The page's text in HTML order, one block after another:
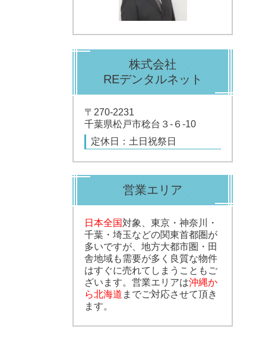
株式会社
REデンタルネット
〒270-2231
千葉県松戸市稔台３-６-10
定休日：土日祝祭日
営業エリア
日本全国対象、東京・神奈川・
千葉・埼玉などの関東首都圏が
多いですが、地方大都市圏・田
舎地域も需要が多く良質な物件
はすぐに売れてしまうこともご
ざいます。営業エリアは沖縄か
ら北海道 までご対応させて頂き
ます。